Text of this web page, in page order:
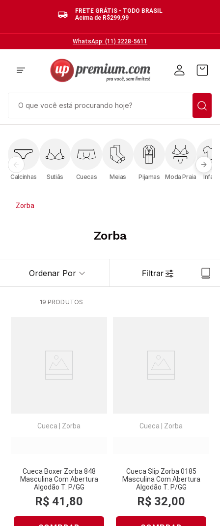
FRETE GRÁTIS - TODO BRASIL
Acima de R$299,99
WhatsApp: (11) 3228-5611
Calcinhas Sutiãs Cuecas Meias Pijamas Moda Praia
Zorba
Zorba
Ordenar Por Filtrar
19 PRODUTOS
Cueca Zorba
Cueca Boxer Zorba 848
Masculina Com Abertura
Algodão T. P/GG
R$ 41 ,80
Cueca Zorba
Cueca Slip Zorba 0185
Masculina Com Abertura
Algodão T. P/GG
R$ 32,00
1º
cuecas
2º
calcinhas
3º
pijamas
6